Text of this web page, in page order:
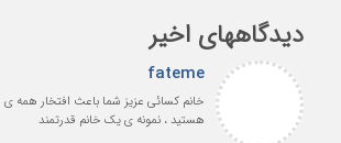
دیدگاههای اخیر
fateme
خانم کسائی عزیز شما باعث افتخار همه ی
هستید ، نمونه ی یک خانم قدرتمند